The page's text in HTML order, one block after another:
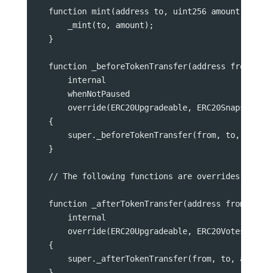
function mint(address to, uint256 amount)
        _mint(to, amount);
    }
function _beforeTokenTransfer(address from,
        internal
        whenNotPaused
override(ERC20Upgradeable,
    {
super._beforeTokenTransfer(from, to,
    }
// The following functions are overrides
function _afterTokenTransfer(address from,
        internal
override(ERC20Upgradeable,
    {
super._afterTokenTransfer(from, to,